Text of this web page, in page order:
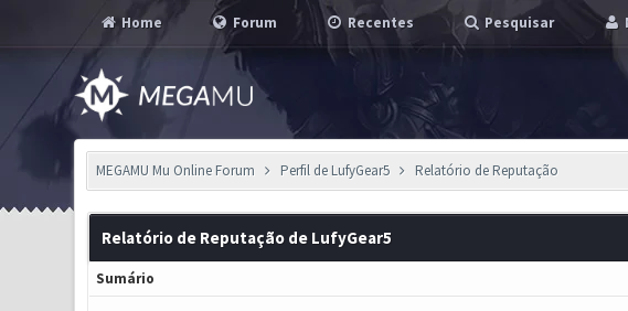
Home Forum Recentes Pesquisar
MEGAMU Mu Online Forum Perfil de LufyGear5 Relatório de Reputação
Relatório de Reputação de LufyGear5
Sumário